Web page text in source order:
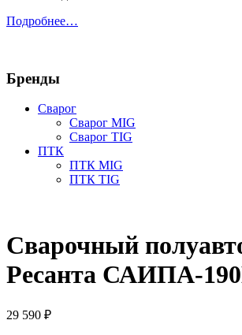
Подробнее…
Бренды
Сварог
Сварог MIG
Сварог TIG
ПТК
ПТК MIG
ПТК TIG
Сварочный
Ресанта САИПА-
29 590 ₽